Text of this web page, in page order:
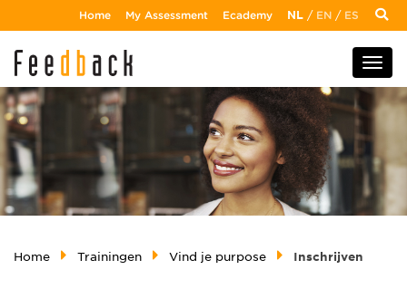
Home My Assessment Ecademy NL / EN / ES
Home Trainingen Vind je purpose Inschrijven